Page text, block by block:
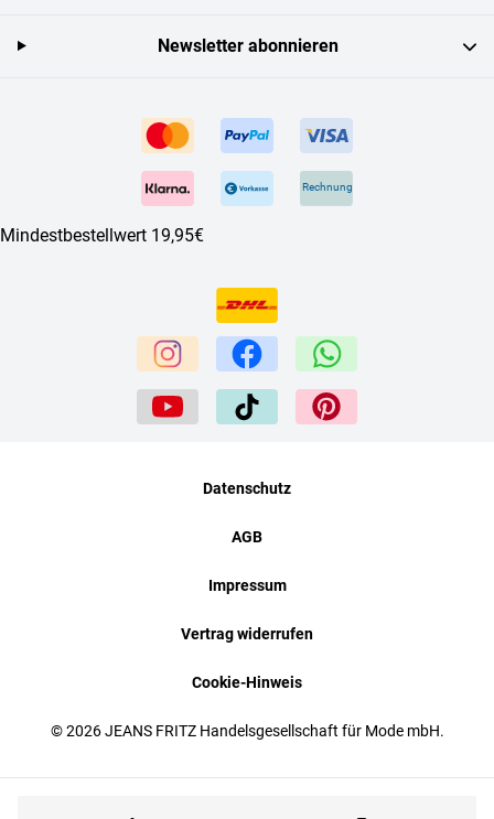
Rechnung
Mindestbestellwert 19,95€
Newsletter abonnieren
© 2026 JEANS FRITZ Handelsgesellschaft für Mode mbH.
Datenschutz
AGB
Impressum
Vertrag widerrufen
Cookie-Hinweis